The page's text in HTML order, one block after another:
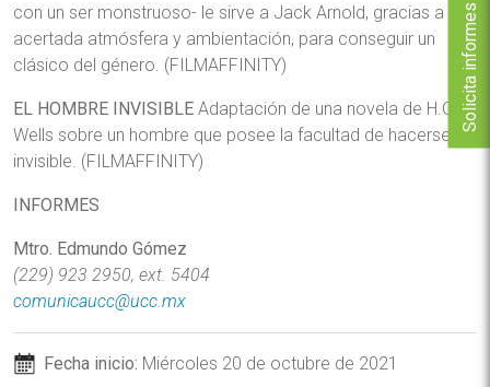
Solicita informes
con un ser monstruoso- le sirve a Jack Arnold, gracias a su
acertada atmósfera y ambientación, para conseguir un
clásico del género. (FILMAFFINITY)
EL HOMBRE INVISIBLE Adaptación de una novela de H.G.
Wells sobre un hombre que posee la facultad de hacerse
invisible. (FILMAFFINITY)
INFORMES
Mtro. Edmundo Gómez
(229) 923 2950, ext. 5404
comunicaucc@ucc.mx
Fecha inicio: Miércoles 20 de octubre de 2021